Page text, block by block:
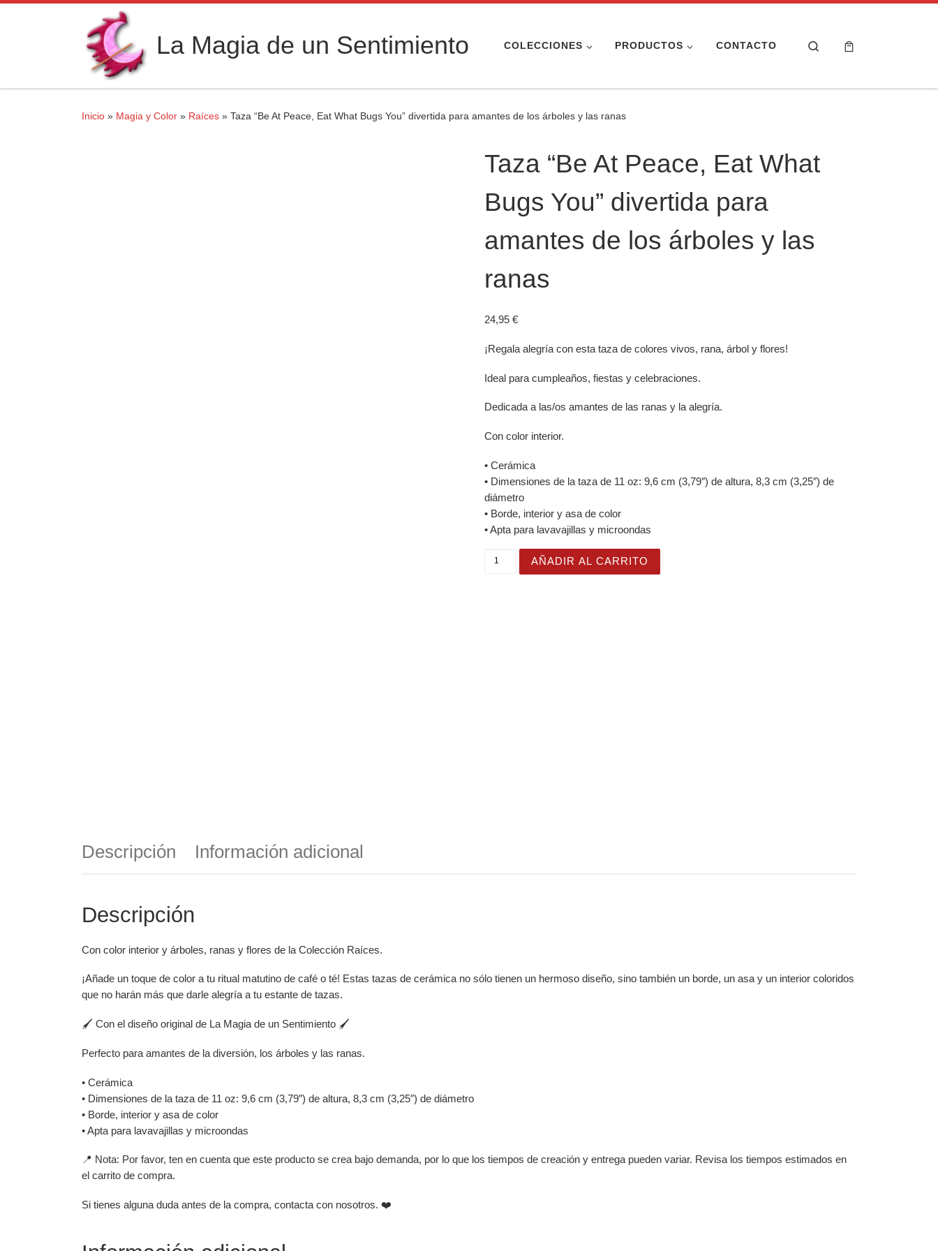
Saltar al contenido
La Magia de un Sentimiento COLECCIONES PRODUCTOS CONTACTO Search
Inicio » Magia y Color » Raíces » Taza “Be At Peace, Eat What Bugs You” divertida para amantes de los árboles y las ranas
Taza “Be At Peace, Eat What
Bugs You” divertida para
amantes de los árboles y las
ranas
24,95€
¡Regala alegría con esta taza de colores vivos, rana, árbol y flores!
Ideal para cumpleaños, fiestas y celebraciones.
Dedicada a las/os amantes de las ranas y la alegría.
Con color interior.
• Cerámica
• Dimensiones de la taza de 11 oz: 9,6 cm (3,79″) de altura, 8,3 cm (3,25″) de
diámetro
• Borde, interior y asa de color
• Apta para lavavajillas y microondas
Taza "Be At Peace, Eat What Bugs You" divertida para amantes de los árboles y las
AÑADIR AL CARRITO
Descripción Información adicional
Descripción
Con color interior y árboles, ranas y flores de la Colección Raíces.
¡Añade un toque de color a tu ritual matutino de café o té! Estas tazas de cerámica no sólo tienen un hermoso diseño, sino también un borde, un asa y un interior coloridos
que no harán más que darle alegría a tu estante de tazas.
🖌️ Con el diseño original de La Magia de un Sentimiento 🖌️
Perfecto para amantes de la diversión, los árboles y las ranas.
• Cerámica
• Dimensiones de la taza de 11 oz: 9,6 cm (3,79″) de altura, 8,3 cm (3,25″) de diámetro
• Borde, interior y asa de color
• Apta para lavavajillas y microondas
📍 Nota: Por favor, ten en cuenta que este producto se crea bajo demanda, por lo que los tiempos de creación y entrega pueden variar. Revisa los tiempos estimados en
el carrito de compra.
Si tienes alguna duda antes de la compra, contacta con nosotros. ❤️